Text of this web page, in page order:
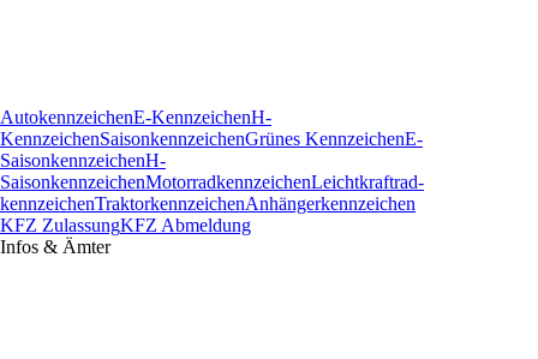
AutokennzeichenE-KennzeichenH-
KennzeichenSaisonkennzeichenGrünes KennzeichenE-
SaisonkennzeichenH-
SaisonkennzeichenMotorradkennzeichenLeichtkraftrad­
kennzeichenTraktorkennzeichenAnhängerkennzeichen
KFZ ZulassungKFZ Abmeldung
Infos & Ämter